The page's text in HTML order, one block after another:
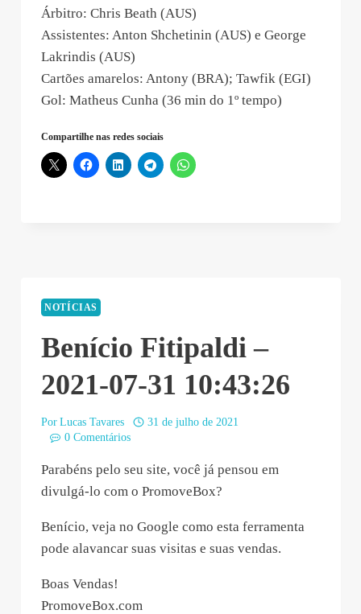
Árbitro: Chris Beath (AUS)
Assistentes: Anton Shchetinin (AUS) e George
Lakrindis (AUS)
Cartões amarelos: Antony (BRA); Tawfik (EGI)
Gol: Matheus Cunha (36 min do 1º tempo)
Compartilhe nas redes sociais
NOTÍCIAS
Benício Fitipaldi –
2021-07-31 10:43:26
Por Lucas Tavares
31 de julho de 2021
0 Comentários
Parabéns pelo seu site, você já pensou em
divulgá-lo com o PromoveBox?
Benício, veja no Google como esta ferramenta
pode alavancar suas visitas e suas vendas.
Boas Vendas!
PromoveBox.com